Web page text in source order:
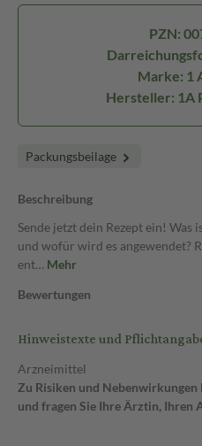
PZN:
Marke: 1
Hersteller: 1A
Packungsbeilage
Beschreibung
Sende jetzt dein Rezept ein!
und wofür wird es angewendet?
ent… Mehr
Bewertungen
Hinweistexte und
Arzneimittel
Zu Risiken und Nebenwirkungen
und fragen Sie Ihre Ärztin, Ihren